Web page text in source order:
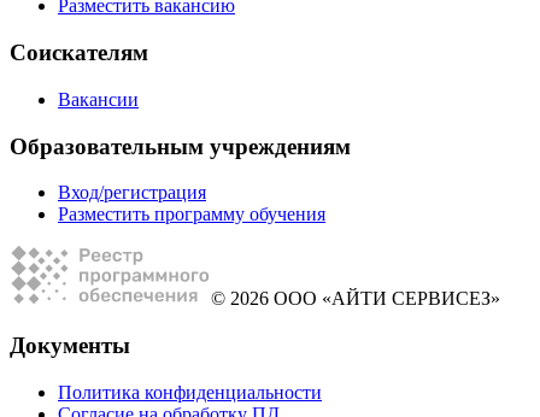
Разместить вакансию
Соискателям
Вакансии
Образовательным учреждениям
Вход/регистрация
Разместить программу обучения
© 2026 ООО «АЙТИ СЕРВИСЕЗ»
Документы
Политика конфиденциальности